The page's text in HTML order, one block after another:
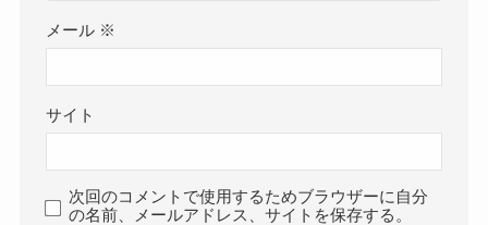
メール ※
サイト
次回のコメントで使用するためブラウザーに自分
の名前、メールアドレス、サイトを保存する。